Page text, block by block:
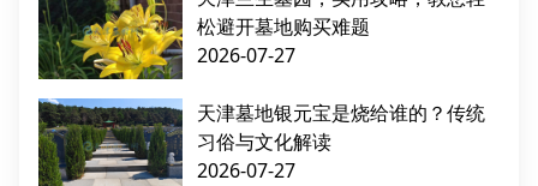
松避开墓地购买难题
2026-07-27
天津墓地银元宝是烧给谁的？传统
习俗与文化解读
2026-07-27